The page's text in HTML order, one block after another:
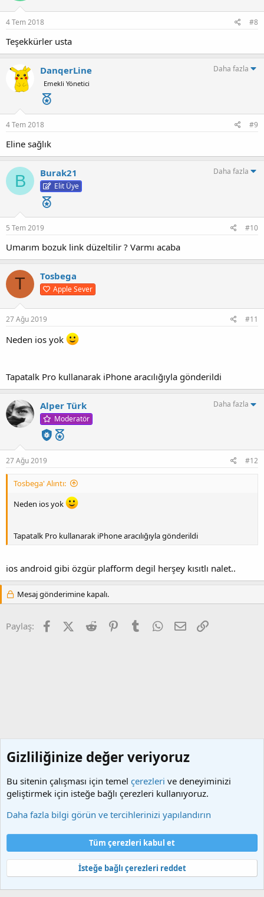
4 Tem 2018 #8
Teşekkürler usta
DanqerLine
Emekli Yönetici
Daha fazla
4 Tem 2018 #9
Eline sağlık
B Burak21
Elit Üye
Daha fazla
5 Tem 2019 #10
Umarım bozuk link düzeltilir ? Varmı acaba
T Tosbega
Apple Sever
27 Ağu 2019 #11
Neden ios yok
Tapatalk Pro kullanarak iPhone aracılığıyla gönderildi
Alper Türk
Moderatör
Daha fazla
27 Ağu 2019 #12
Tosbega' Alıntı:
Neden ios yok
Tapatalk Pro kullanarak iPhone aracılığıyla gönderildi
ios android gibi özgür plafform degil herşey kısıtlı nalet..
Mesaj gönderimine kapalı.
Paylaş: FacebookX (Twitter)
Reddit PinterestTumblr WhatsApp
E-posta
Şartlar ve kurallar
Gizlilik politikası
Yardım
Ana sayfa
S
S
Community platform by XenForo® © 2010-2025 XenForo Ltd.
Gizliliğinize değer veriyoruz
Bu sitenin çalışması için temel çerezleri ve deneyiminizi
geliştirmek için isteğe bağlı çerezleri kullanıyoruz.
Daha fazla bilgi görün ve tercihlerinizi yapılandırın
Tüm çerezleri kabul et
İsteğe bağlı çerezleri reddet